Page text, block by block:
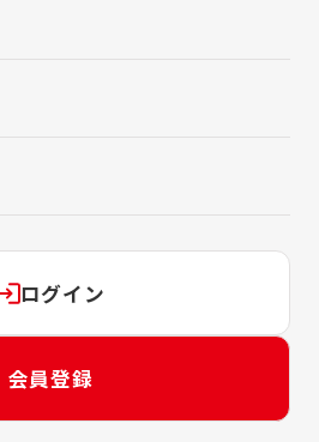
ログイン
会員登録